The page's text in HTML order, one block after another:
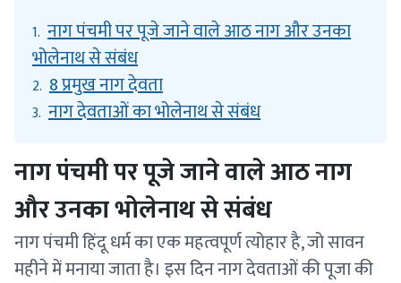
1. नाग पंचमी पर पूजे जाने वाले आठ नाग और उनका
भोलेनाथ से संबंध
2. 8 प्रमुख नाग देवता
3. नाग देवताओं का भोलेनाथ से संबंध
नाग पंचमी पर पूजे जाने वाले आठ नाग
और उनका भोलेनाथ से संबंध
नाग पंचमी हिंदू धर्म का एक महत्वपूर्ण त्योहार है, जो सावन
महीने में मनाया जाता है। इस दिन नाग देवताओं की पूजा की